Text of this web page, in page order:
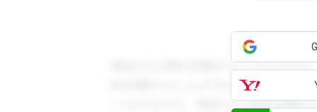
登録すると回答を閲覧することができま
答を閲覧することができます。登録する
ことができます。登録すると回答を閲覧